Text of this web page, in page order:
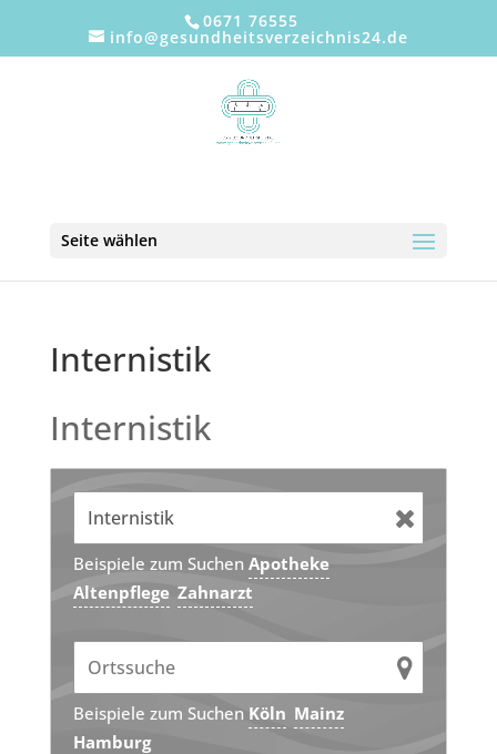
0671 76555
info@gesundheitsverzeichnis24.de
Seite wählen
Internistik
Internistik
Beispiele zum Suchen Apotheke
Altenpflege Zahnarzt
Beispiele zum Suchen Köln Mainz
Hamburg